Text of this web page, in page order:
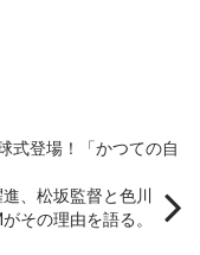
式登場！「かつての自
、松坂監督と色川
その理由を語る。